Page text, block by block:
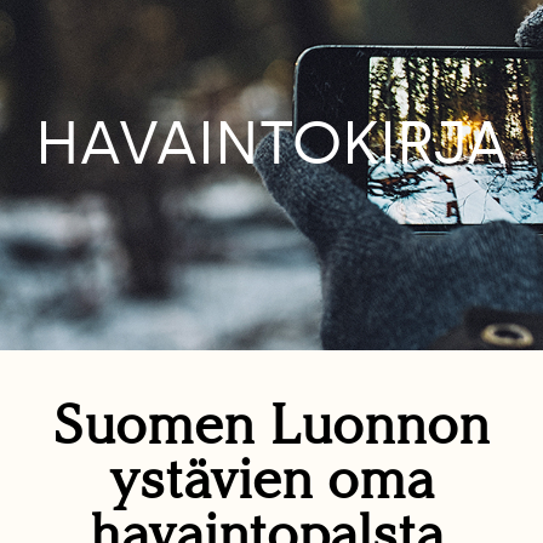
HAVAINTOKIRJA
Suomen Luonnon
ystävien oma